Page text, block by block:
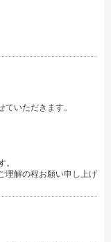
いただきます。
。
理解の程お願い申し上げ